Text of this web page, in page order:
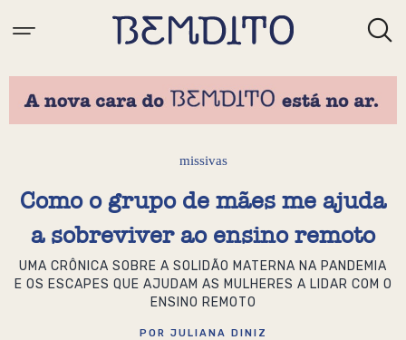
missivas
Como o grupo de mães me ajuda
a sobreviver ao ensino remoto
UMA CRÔNICA SOBRE A SOLIDÃO MATERNA NA PANDEMIA
E OS ESCAPES QUE AJUDAM AS MULHERES A LIDAR COM O
ENSINO REMOTO
POR JULIANA DINIZ